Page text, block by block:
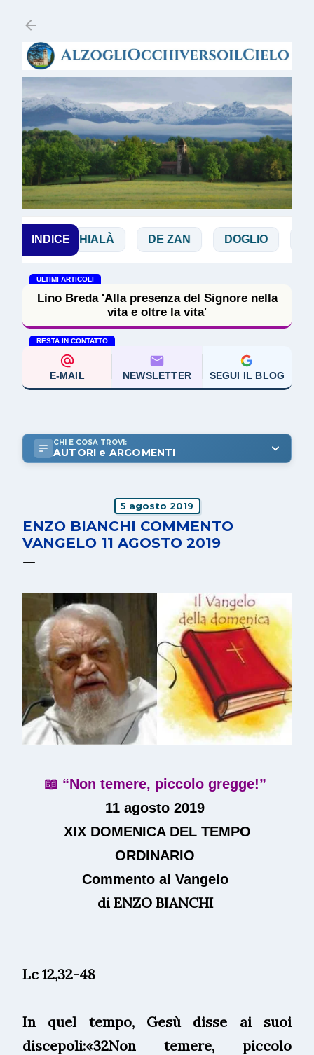
INDICE
CHIALÀ DE ZAN DOGLIO MAGGI
ULTIMI ARTICOLI
Lino Breda 'Alla presenza del Signore nella
vita e oltre la vita'
RESTA IN CONTATTO
E-MAIL NEWSLETTER SEGUI IL BLOG
CHI E COSA TROVI:
AUTORI e ARGOMENTI
5 agosto 2019
ENZO BIANCHI COMMENTO
VANGELO 11 AGOSTO 2019
📖 “Non temere, piccolo gregge!”
11 agosto 2019
XIX DOMENICA DEL TEMPO
ORDINARIO
Commento al Vangelo
di ENZO BIANCHI
Lc 12,32-48
In quel tempo, Gesù disse ai suoi
discepoli:«32Non temere, piccolo